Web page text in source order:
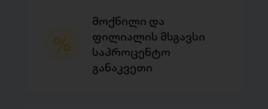
მოქნილი და
ფილიალის მსგავსი
საპროცენტო
განაკვეთი